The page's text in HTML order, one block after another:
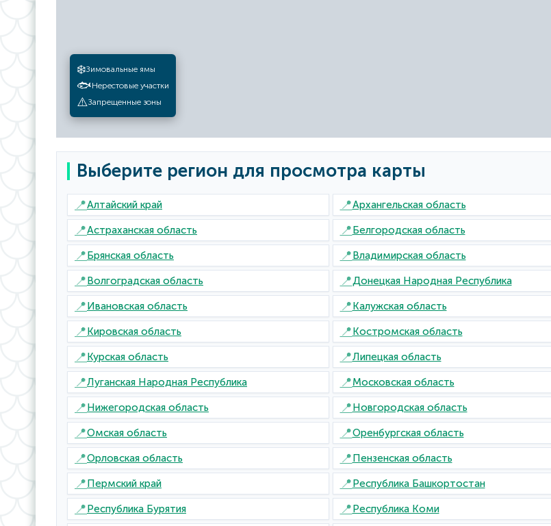
❄️Зимовальные ямы
🐟Нерестовые участки
⚠️Запрещенные зоны
Выберите регион для просмотра карты
📍Алтайский край 📍Архангельская область
📍Астраханская область 📍Белгородская область
📍Брянская область 📍Владимирская область
📍Волгоградская область 📍Донецкая Народная Республика
📍Ивановская область 📍Калужская область
📍Кировская область 📍Костромская область
📍Курская область 📍Липецкая область
📍Луганская Народная Республика 📍Московская область
📍Нижегородская область 📍Новгородская область
📍Омская область 📍Оренбургская область
📍Орловская область 📍Пензенская область
📍Пермский край 📍Республика Башкортостан
📍Республика Бурятия 📍Республика Коми